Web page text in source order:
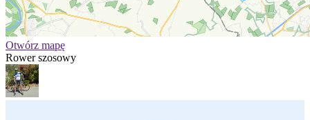
Otwórz mapę
Rower szosowy